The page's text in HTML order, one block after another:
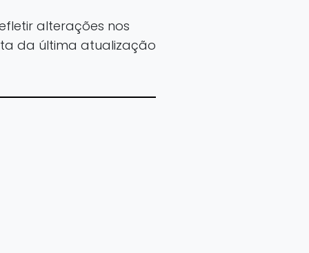
alterações nos
da última atualização